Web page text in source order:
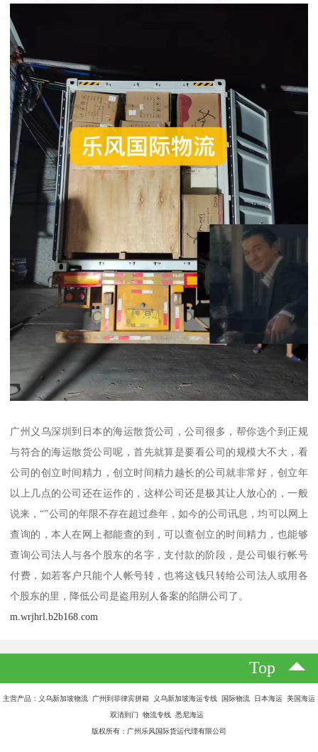
广州义乌深圳到日本的海运散货公司，公司很多，帮你选个到正规
与符合的海运散货公司呢，首先就算是要看公司的规模大不大，看
公司的创立时间精力，创立时间精力越长的公司就非常好，创立年
以上几点的公司还在运作的，这样公司还是极其让人放心的，一般
说来，“”公司的年限不存在超过叁年，如今的公司讯息，均可以网上
查询的，本人在网上都能查的到，可以查创立的时间精力，也能够
查询公司法人与各个股东的名字，支付款的阶段，是公司银行帐号
付费，如若客户只能个人帐号转，也将这钱只转给公司法人或用各
个股东的里，降低公司是盗用别人备案的陷阱公司了。
m.wrjhrl.b2b168.com
Top
主营产品：义乌新加坡物流 广州到菲律宾拼箱 义乌新加坡海运专线 国际物流 日本海运 美国海运
双清到门 物流专线 悉尼海运
版权所有：广州乐风国际货运代理有限公司